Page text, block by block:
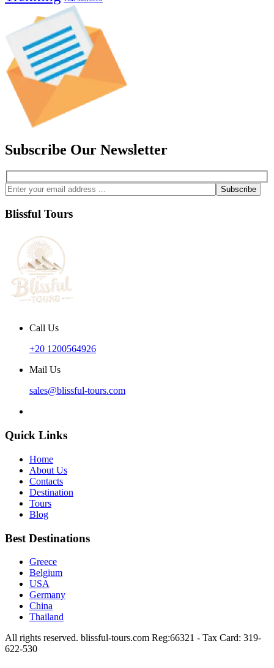
Subscribe Our Newsletter
Blissful Tours
Call Us
+20 1200564926
Mail Us
sales@blissful-tours.com
Quick Links
Home
About Us
Contacts
Destination
Tours
Blog
Best Destinations
Greece
Belgium
USA
Germany
China
Thailand
All rights reserved. blissful-tours.com Reg:66321 - Tax Card: 319-
622-530